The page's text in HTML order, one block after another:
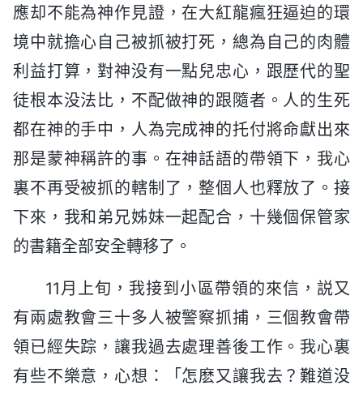
應却不能為神作見證，在大紅龍瘋狂逼迫的環
境中就擔心自己被抓被打死，總為自己的肉體
利益打算，對神没有一點兒忠心，跟歷代的聖
徒根本没法比，不配做神的跟隨者。人的生死
都在神的手中，人為完成神的托付將命獻出來
那是蒙神稱許的事。在神話語的帶領下，我心
裏不再受被抓的轄制了，整個人也釋放了。接
下來，我和弟兄姊妹一起配合，十幾個保管家
的書籍全部安全轉移了。
11月上旬，我接到小區帶領的來信，説又
有兩處教會三十多人被警察抓捕，三個教會帶
領已經失踪，讓我過去處理善後工作。我心裏
有些不樂意，心想：「怎麽又讓我去？難道没